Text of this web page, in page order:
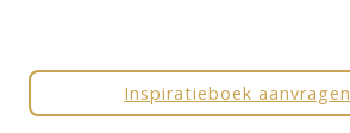
Inspiratieboek aanvragen